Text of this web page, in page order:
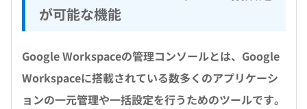
が可能な機能
Google Workspaceの管理コンソールとは、Google
Workspaceに搭載されている数多くのアプリケーシ
ョンの一元管理や一括設定を行うためのツールです。